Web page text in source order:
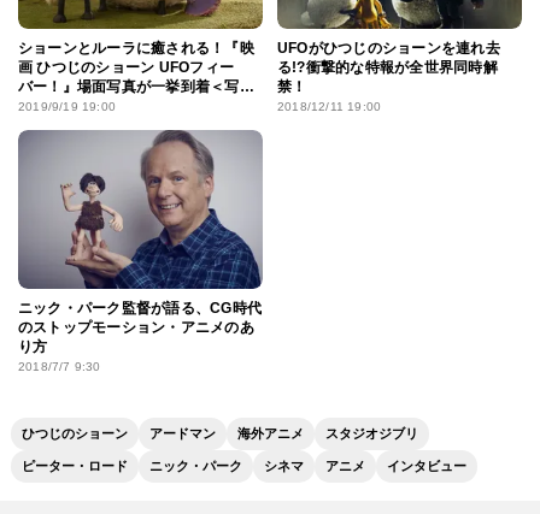
ショーンとルーラに癒される！『映
画 ひつじのショーン UFOフィー
バー！』場面写真が一挙到着＜写真
11点＞
2019/9/19 19:00
UFOがひつじのショーンを連れ去
る!?衝撃的な特報が全世界同時解
禁！
2018/12/11 19:00
ニック・パーク監督が語る、CG時代
のストップモーション・アニメのあ
り方
2018/7/7 9:30
ひつじのショーン アードマン 海外アニメ スタジオジブリ
ピーター・ロード ニック・パーク シネマ アニメ インタビュー